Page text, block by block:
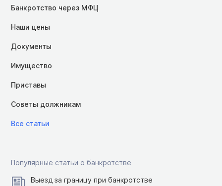
Банкротство через МФЦ
Наши цены
Документы
Имущество
Приставы
Советы должникам
Все статьи
Популярные статьи о банкротстве
Выезд за границу при банкротстве